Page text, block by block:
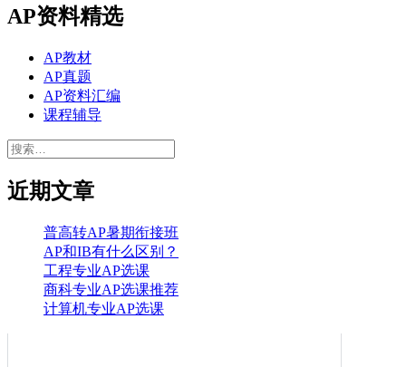
AP资料精选
AP教材
AP真题
AP资料汇编
课程辅导
搜
近期文章
普高转AP暑期衔接班
AP和IB有什么区别？
工程专业AP选课
商科专业AP选课推荐
计算机专业AP选课